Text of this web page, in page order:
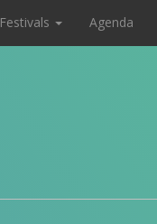
Festivals Agenda